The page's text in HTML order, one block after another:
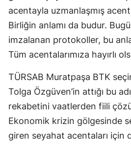
acentayla uzmanlaşmış
Birliğin anlamı da budur.
imzalanan protokoller, bu
Tüm acentalarımıza hayırlı
TÜRSAB Muratpaşa BTK
Tolga Özgüven’in attığı bu
rekabetini vaatlerden fiili
Ekonomik krizin gölgesinde
giren seyahat acentaları için